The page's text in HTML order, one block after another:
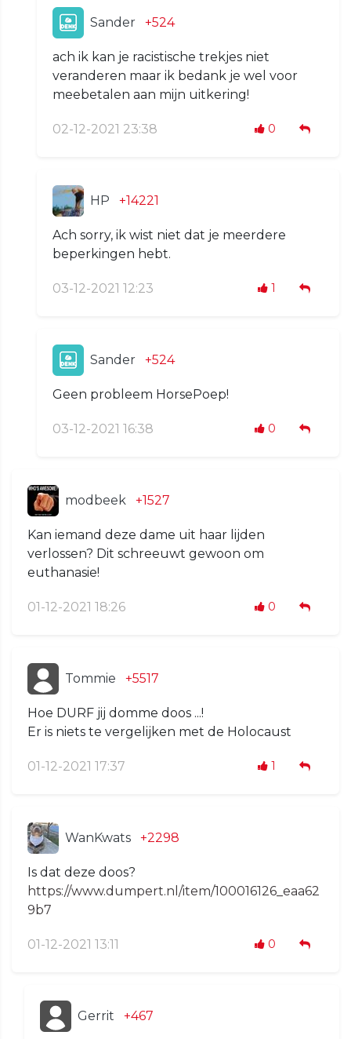
Sander +524
ach ik kan je racistische trekjes niet
veranderen maar ik bedank je wel voor
meebetalen aan mijn uitkering!
02-12-2021 23:38 0
HP +14221
Ach sorry, ik wist niet dat je meerdere
beperkingen hebt.
03-12-2021 12:23 1
Sander +524
Geen probleem HorsePoep!
03-12-2021 16:38 0
modbeek +1527
Kan iemand deze dame uit haar lijden
verlossen? Dit schreeuwt gewoon om
euthanasie!
01-12-2021 18:26 0
Tommie +5517
Hoe DURF jij domme doos ...!
Er is niets te vergelijken met de Holocaust
01-12-2021 17:37 1
WanKwats +2298
Is dat deze doos?
https://www.dumpert.nl/item/100016126_eaa62
9b7
01-12-2021 13:11 0
Gerrit +467